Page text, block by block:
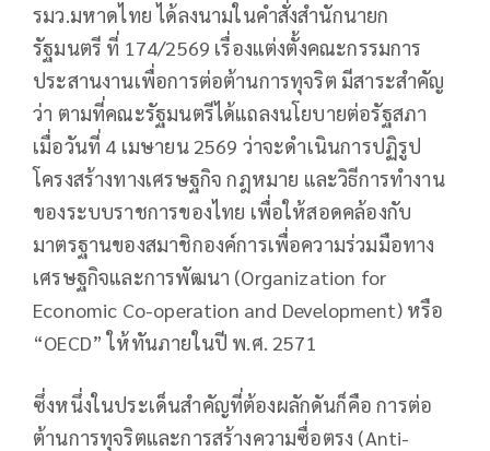
รมว.มหาดไทย ได้ลงนามในคำสั่งสำนักนายก
รัฐมนตรี ที่ 174/2569 เรื่องแต่งตั้งคณะกรรมการ
ประสานงานเพื่อการต่อต้านการทุจริต มีสาระสำคัญ
ว่า ตามที่คณะรัฐมนตรีได้แถลงนโยบายต่อรัฐสภา
เมื่อวันที่ 4 เมษายน 2569 ว่าจะดำเนินการปฏิรูป
โครงสร้างทางเศรษฐกิจ กฎหมาย และวิธีการทำงาน
ของระบบราชการของไทย เพื่อให้สอดคล้องกับ
มาตรฐานของสมาชิกองค์การเพื่อความร่วมมือทาง
เศรษฐกิจและการพัฒนา (Organization for
Economic Co-operation and Development) หรือ
“OECD” ให้ทันภายในปี พ.ศ. 2571
ซึ่งหนึ่งในประเด็นสำคัญที่ต้องผลักดันก็คือ การต่อ
ต้านการทุจริตและการสร้างความซื่อตรง (Anti-